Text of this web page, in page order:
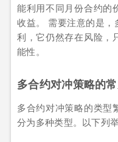
能利用不同月份合约的
收益。 需要注意的是，
利，它仍然存在风险，
能性。
多合约对冲策略的
多合约对冲策略的类型
分为多种类型。以下列